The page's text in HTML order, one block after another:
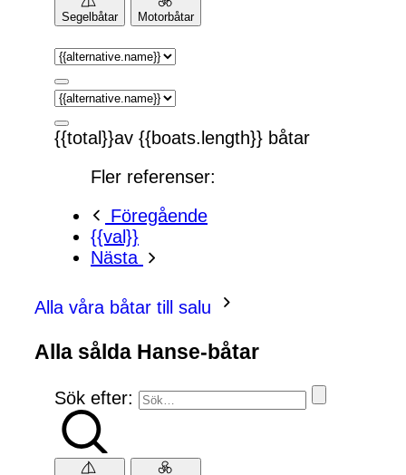
Segelbåtar Motorbåtar
{{total}}av {{boats.length}} båtar
Fler referenser:
Föregående
{{val}}
Nästa
Alla våra båtar till salu
Alla sålda Hanse-båtar
Sök efter: